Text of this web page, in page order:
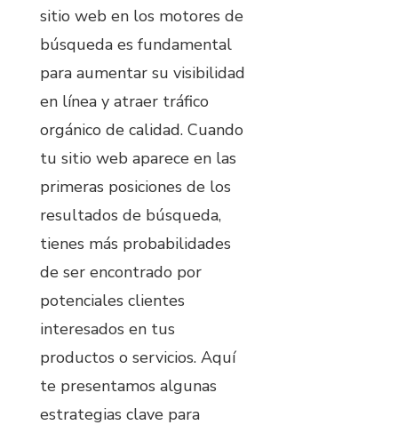
sitio web en los motores de
búsqueda es fundamental
para aumentar su visibilidad
en línea y atraer tráfico
orgánico de calidad. Cuando
tu sitio web aparece en las
primeras posiciones de los
resultados de búsqueda,
tienes más probabilidades
de ser encontrado por
potenciales clientes
interesados en tus
productos o servicios. Aquí
te presentamos algunas
estrategias clave para